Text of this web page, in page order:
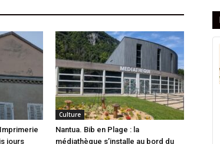
jours
Culture
Nantua. Bib en Plage : la
médiathèque s’installe au bord du